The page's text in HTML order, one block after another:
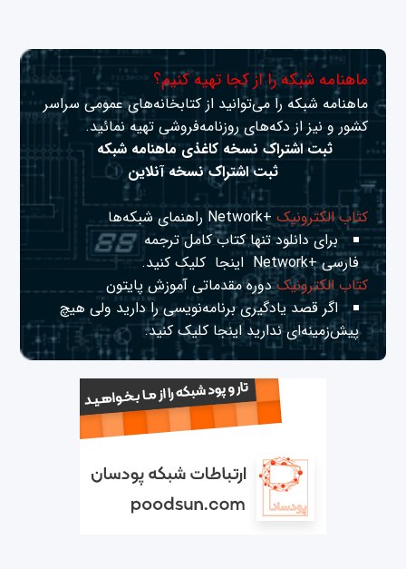
ماهنامه شبکه را از کجا تهیه کنیم؟
ماهنامه شبکه را می‌توانید از کتابخانه‌های عمومی سراسر
کشور و نیز از دکه‌های روزنامه‌فروشی تهیه نمائید.
ثبت اشتراک نسخه کاغذی ماهنامه شبکه
ثبت اشتراک نسخه آنلاین
کتاب الکترونیک+Network راهنمای شبکه‌ها
برای دانلود تنها کتاب کامل ترجمه
فارسی +Network
اینجا کلیک کنید.
کتاب الکترونیکدوره مقدماتی آموزش پایتون
اگر قصد یادگیری برنامه‌نویسی را دارید ولی هیچ
پیش‌زمینه‌ای نداریداینجا کلیک کنید.